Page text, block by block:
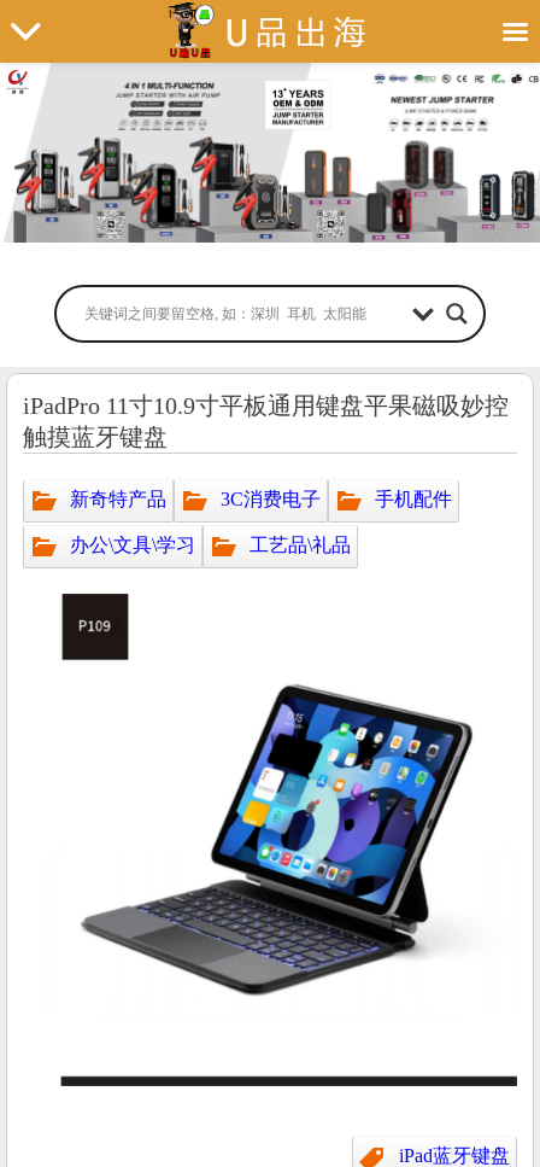
iPadPro 11寸10.9寸平板通用键盘平果磁吸妙控
触摸蓝牙键盘
新奇特产品 3C消费电子 手机配件
办公\文具\学习 工艺品\礼品
iPad蓝牙键盘